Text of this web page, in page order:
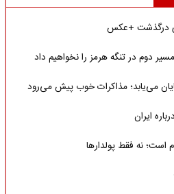
درگذشت +عکس
دوم در تنگه هرمز را نخواهیم داد
می‌یابد؛ مذاکرات خوب پیش می‌رود
ایران
نه فقط پولدارها